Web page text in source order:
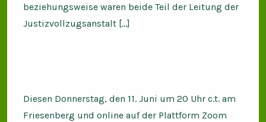
beziehungsweise waren beide Teil der Leitung der
Justizvollzugsanstalt […]
Diesen Donnerstag, den 11. Juni um 20 Uhr c.t. am
Friesenberg und online auf der Plattform Zoom